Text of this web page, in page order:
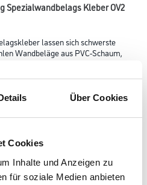
Über Cookies
Cookies
Inhalte und Anzeigen zu
für soziale Medien anbieten
Spezialwandbelags Kleber OV2
lassen sich schwerste
Wandbeläge aus PVC-Schaum,
Spezialkleister gegen
sich sowohl für die Anwendung in
eine einfache und schnelle